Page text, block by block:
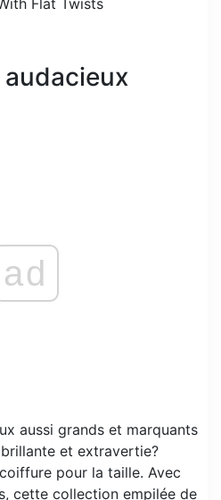
ad
aussi grands et marquants
et extravertie?
pour la taille. Avec
cette collection empilée de